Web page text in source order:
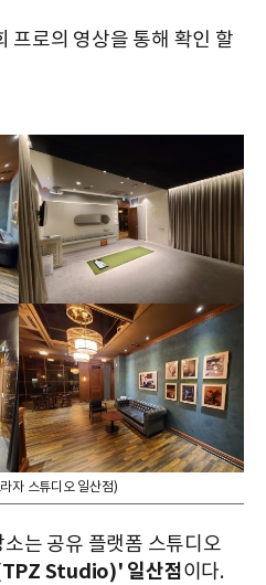
프로의 영상을 통해 확인 할
자 스튜디오 일산점)
는 공유 플랫폼 스튜디오
Studio)' 일산점이다.